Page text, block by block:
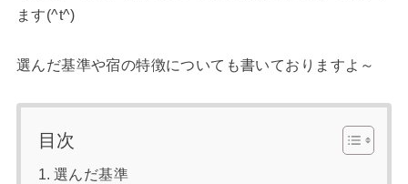
ます(^t^)
選んだ基準や宿の特徴についても書いておりますよ～
目次
選んだ基準